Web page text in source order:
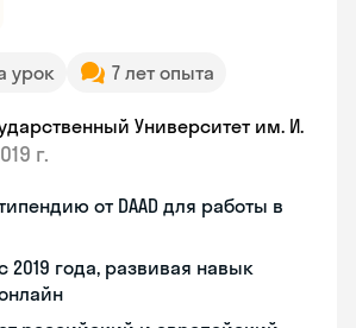
урок 7 лет опыта
Университет им. И.
г.
от DAAD для работы в
2019 года, развивая навык